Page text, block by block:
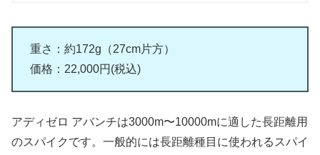
重さ：約172g（27cm片方）
価格：22,000円(税込)
アディゼロ アバンチは3000m〜10000mに適した長距離用
のスパイクです。一般的には長距離種目に使われるスパイ